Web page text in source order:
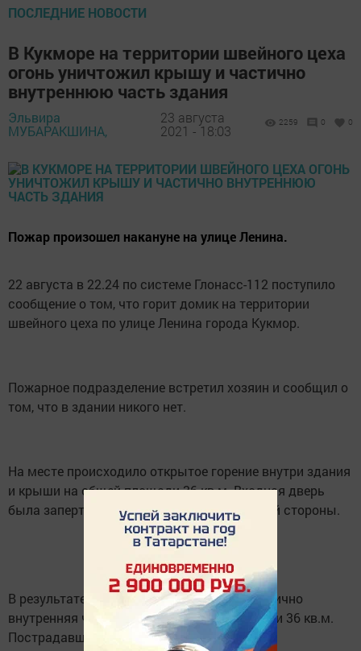
ПОСЛЕДНИЕ НОВОСТИ
В Кукморе на территории швейного цеха
огонь уничтожил крышу и частично
внутреннюю часть здания
Эльвира
МУБАРАКШИНА,
23 августа
2021 - 18:03
2259 0 0
Пожар произошел накануне на улице Ленина.
22 августа в 22.24 по системе Глонасс-112 поступило
сообщение о том, что горит домик на территории
швейного цеха по улице Ленина города Кукмор.
Пожарное подразделение встретил хозяин и сообщил о
том, что в здании никого нет.
На месте происходило открытое горение внутри здания
и крыши на общей площади 36 кв.м. Входная дверь
была заперта на весящий замок с наружной стороны.
В результате пожара сгорела крыша и частично
внутренняя часть здания на общей площади 36 кв.м.
Пострадавших и погибших людей нет.